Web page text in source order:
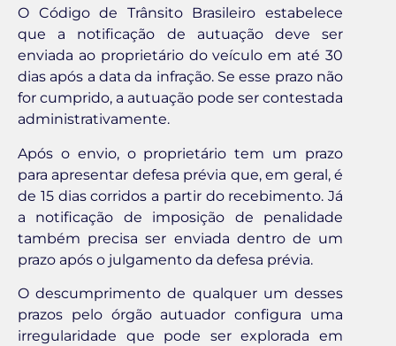
O Código de Trânsito Brasileiro estabelece
que a notificação de autuação deve ser
enviada ao proprietário do veículo em até 30
dias após a data da infração. Se esse prazo não
for cumprido, a autuação pode ser contestada
administrativamente.
Após o envio, o proprietário tem um prazo
para apresentar defesa prévia que, em geral, é
de 15 dias corridos a partir do recebimento. Já
a notificação de imposição de penalidade
também precisa ser enviada dentro de um
prazo após o julgamento da defesa prévia.
O descumprimento de qualquer um desses
prazos pelo órgão autuador configura uma
irregularidade que pode ser explorada em